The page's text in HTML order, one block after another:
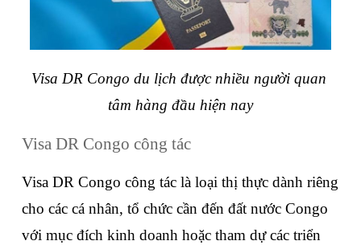
Visa DR Congo du lịch được nhiều người quan
tâm hàng đầu hiện nay
Visa DR Congo công tác
Visa DR Congo công tác là loại thị thực dành riêng
cho các cá nhân, tổ chức cần đến đất nước Congo
với mục đích kinh doanh hoặc tham dự các triển